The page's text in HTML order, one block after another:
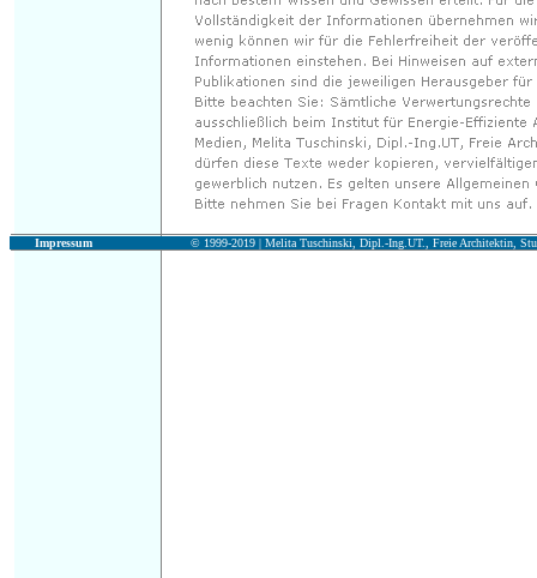
Impressum © 1999-2019 | Melita Tuschinski, Dipl.-Ing.UT., Freie Architektin,